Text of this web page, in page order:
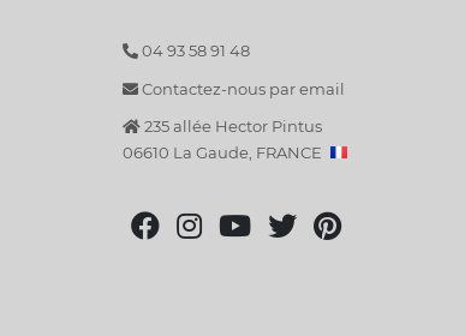
04 93 58 91 48
Contactez-nous par email
235 allée Hector Pintus
06610 La Gaude, FRANCE